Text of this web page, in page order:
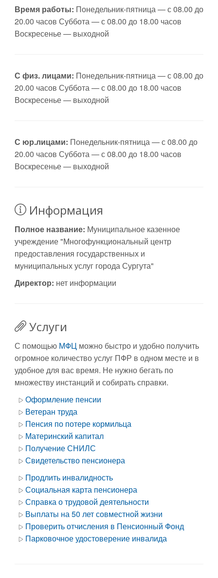
Время работы: Понедельник-пятница — с 08.00 до
20.00 часов Суббота — с 08.00 до 18.00 часов
Воскресенье — выходной
С физ. лицами: Понедельник-пятница — с 08.00 до
20.00 часов Суббота — с 08.00 до 18.00 часов
Воскресенье — выходной
С юр.лицами: Понедельник-пятница — с 08.00 до
20.00 часов Суббота — с 08.00 до 18.00 часов
Воскресенье — выходной
Информация
Полное название: Муниципальное казенное
учреждение "Многофункциональный центр
предоставления государственных и
муниципальных услуг города Сургута"
Директор: нет информации
Услуги
С помощью МФЦ можно быстро и удобно получить
огромное количество услуг ПФР в одном месте и в
удобное для вас время. Не нужно бегать по
множеству инстанций и собирать справки.
Оформление пенсии
Ветеран труда
Пенсия по потере кормильца
Материнский капитал
Получение СНИЛС
Свидетельство пенсионера
Продлить инвалидность
Социальная карта пенсионера
Справка о трудовой деятельности
Выплаты на 50 лет совместной жизни
Проверить отчисления в Пенсионный Фонд
Парковочное удостоверение инвалида